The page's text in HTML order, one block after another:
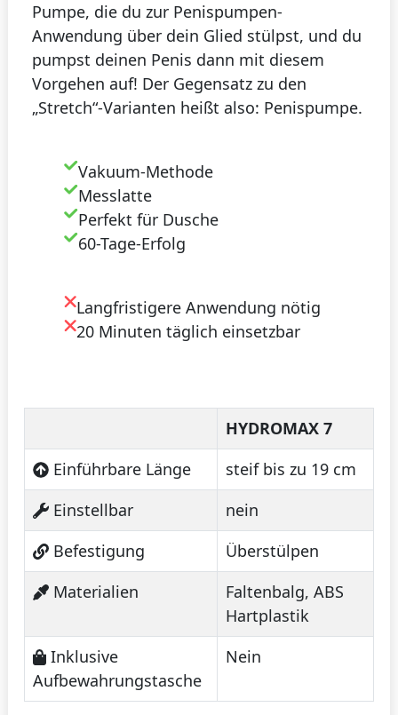
Pumpe, die du zur Penispumpen-
Anwendung über dein Glied stülpst, und du
pumpst deinen Penis dann mit diesem
Vorgehen auf! Der Gegensatz zu den
„Stretch“-Varianten heißt also: Penispumpe.
Vakuum-Methode
Messlatte
Perfekt für Dusche
60-Tage-Erfolg
Langfristigere Anwendung nötig
20 Minuten täglich einsetzbar
HYDROMAX 7
Einführbare Länge
steif bis zu 19 cm
Einstellbar
nein
Befestigung
Überstülpen
Materialien
Faltenbalg, ABS
Hartplastik
Inklusive
Aufbewahrungstasche
Nein